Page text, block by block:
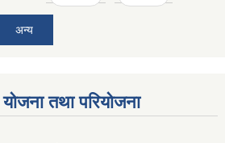
अन्य
योजना तथा परियोजना